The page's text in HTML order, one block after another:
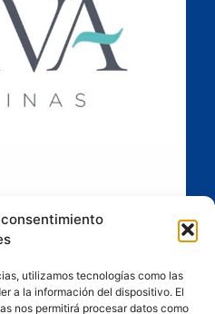
utilizamos tecnologías como las
a la información del dispositivo. El
nos permitirá procesar datos como